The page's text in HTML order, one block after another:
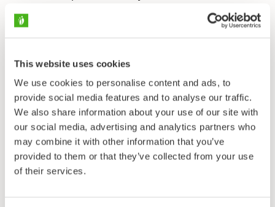
This website uses cookies
We use cookies to personalise content and ads, to
provide social media features and to analyse our traffic.
We also share information about your use of our site with
our social media, advertising and analytics partners who
may combine it with other information that you’ve
provided to them or that they’ve collected from your use
of their services.
Kasvin nimi vilahteleekin taajaan historiallisissa
romaaneissa linnojen ilmanraikastimena tai luostarin
tislattiin aromaattista öljyä, jota arvostettiin
mahavaivoja parantavana rohdoksena. Juurakonpalaa
pureksimalla kansa uskoi voivansa suojautua
tartuntataudeilta, jopa rutolta. Tupakanhimonkin
uskottiin hellittävän samalla tavalla. Monissa maissa
juurakkoa on käytetty myös oluen tai viinan
maustamiseen, hilloakin siitä on keitetty. Suomeen
kalmojuuri kotiutui 1700-luvulla niin sanotulla hyödyn